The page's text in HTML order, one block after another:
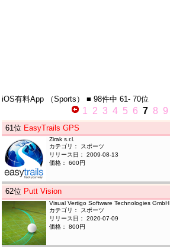
iOS有料App （Sports） ■ 98件中 61- 70位
1 2 3 4 5 6 7 8 9
61位 EasyTrails GPS
Zirak s.r.l.
カテゴリ： スポーツ
リリース日： 2009-08-13
価格： 600円
62位 Putt Vision
Visual Vertigo Software Technologies GmbH
カテゴリ： スポーツ
リリース日： 2020-07-09
価格： 800円